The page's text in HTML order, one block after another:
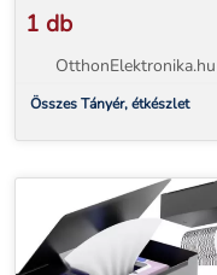
1 db
OtthonElektronika.hu
Összes Tányér, étkészlet